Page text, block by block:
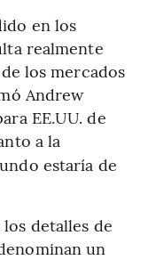
en los
realmente
los mercados
Andrew
EE.UU. de
a la
estaría de
detalles de
un